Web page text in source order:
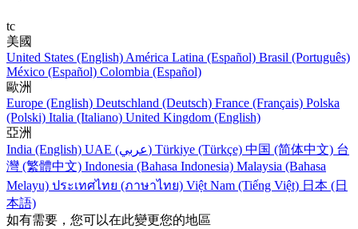
tc
美國
United States (English) América Latina (Español) Brasil (Português)
México (Español) Colombia (Español)
歐洲
Europe (English) Deutschland (Deutsch) France (Français) Polska
(Polski) Italia (Italiano) United Kingdom (English)
亞洲
India (English)
UAE (عربي) Türkiye (Türkçe) 中国 (简体中文) 台
灣 (繁體中文) Indonesia (Bahasa Indonesia) Malaysia (Bahasa
Melayu) ประเทศไทย (ภาษาไทย) Việt Nam (Tiếng Việt) 日本 (日
本語)
如有需要，您可以在此變更您的地區